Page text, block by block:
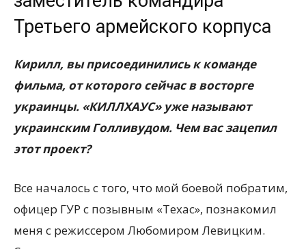
Третьего армейского корпуса
Кирилл, вы присоединились к команде
фильма, от которого сейчас в восторге
украинцы. «КИЛЛХАУС» уже называют
украинским Голливудом. Чем вас зацепил
этот проект?
Все началось с того, что мой боевой побратим,
офицер ГУР с позывным «Техас», познакомил
меня с режиссером Любомиром Левицким.